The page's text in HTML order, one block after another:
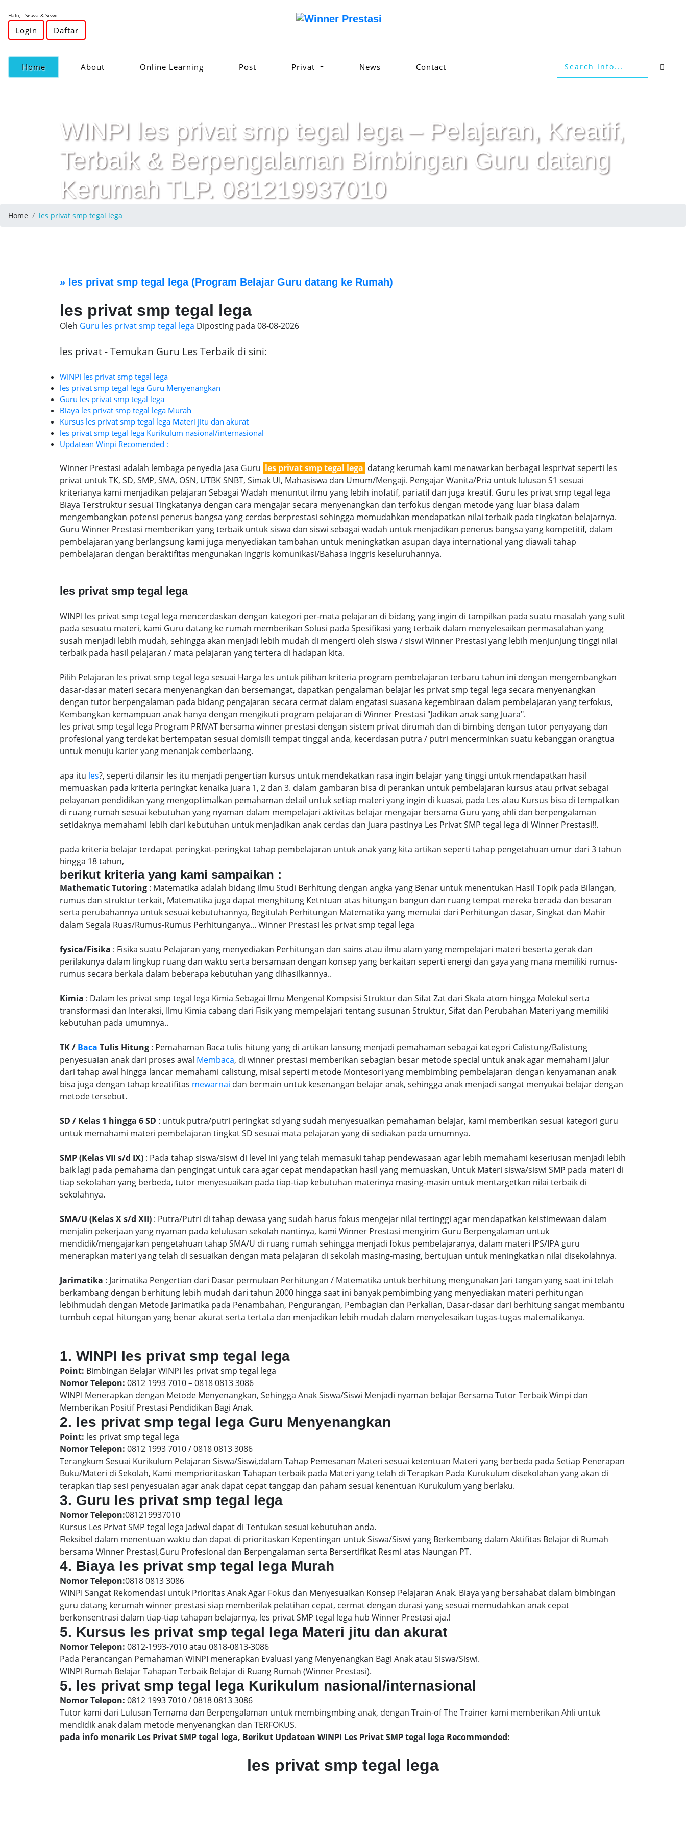
Halo, Siswa & Siswi
Login Daftar
Home(current) About Online Learning Post Privat News Contact
WINPI les privat smp tegal lega – Pelajaran, Kreatif,
Terbaik & Berpengalaman Bimbingan Guru datang
Kerumah TLP. 081219937010
Home les privat smp tegal lega
» les privat smp tegal lega(Program Belajar Guru datang ke Rumah)
les privat smp tegal lega
Oleh Guru les privat smp tegal lega Diposting pada 08-08-2026
les privat - Temukan Guru Les Terbaik di sini:
WINPI les privat smp tegal lega
les privat smp tegal lega Guru Menyenangkan
Guru les privat smp tegal lega
Biaya les privat smp tegal lega Murah
Kursus les privat smp tegal lega Materi jitu dan akurat
les privat smp tegal lega Kurikulum nasional/internasional
Updatean Winpi Recomended :
Winner Prestasi adalah lembaga penyedia jasa Guru les privat smp tegal lega datang kerumah kami menawarkan berbagai lesprivat seperti les
privat untuk TK, SD, SMP, SMA, OSN, UTBK SNBT, Simak UI, Mahasiswa dan Umum/Mengaji. Pengajar Wanita/Pria untuk lulusan S1 sesuai
kriterianya kami menjadikan pelajaran Sebagai Wadah menuntut ilmu yang lebih inofatif, pariatif dan juga kreatif. Guru les privat smp tegal lega
Biaya Terstruktur sesuai Tingkatanya dengan cara mengajar secara menyenangkan dan terfokus dengan metode yang luar biasa dalam
mengembangkan potensi penerus bangsa yang cerdas berprestasi sehingga memudahkan mendapatkan nilai terbaik pada tingkatan belajarnya.
Guru Winner Prestasi memberikan yang terbaik untuk siswa dan siswi sebagai wadah untuk menjadikan penerus bangsa yang kompetitif, dalam
pembelajaran yang berlangsung kami juga menyediakan tambahan untuk meningkatkan asupan daya international yang diawali tahap
pembelajaran dengan beraktifitas mengunakan Inggris komunikasi/Bahasa Inggris keseluruhannya.
les privat smp tegal lega
WINPI les privat smp tegal lega mencerdaskan dengan kategori per-mata pelajaran di bidang yang ingin di tampilkan pada suatu masalah yang sulit
pada sesuatu materi, kami Guru datang ke rumah memberikan Solusi pada Spesifikasi yang terbaik dalam menyelesaikan permasalahan yang
susah menjadi lebih mudah, sehingga akan menjadi lebih mudah di mengerti oleh siswa / siswi Winner Prestasi yang lebih menjunjung tinggi nilai
terbaik pada hasil pelajaran / mata pelajaran yang tertera di hadapan kita.
Pilih Pelajaran les privat smp tegal lega sesuai Harga les untuk pilihan kriteria program pembelajaran terbaru tahun ini dengan mengembangkan
dasar-dasar materi secara menyenangkan dan bersemangat, dapatkan pengalaman belajar les privat smp tegal lega secara menyenangkan
dengan tutor berpengalaman pada bidang pengajaran secara cermat dalam engatasi suasana kegembiraan dalam pembelajaran yang terfokus,
Kembangkan kemampuan anak hanya dengan mengikuti program pelajaran di Winner Prestasi "Jadikan anak sang Juara".
les privat smp tegal lega Program PRIVAT bersama winner prestasi dengan sistem privat dirumah dan di bimbing dengan tutor penyayang dan
profesional yang terdekat bertempatan sesuai domisili tempat tinggal anda, kecerdasan putra / putri mencerminkan suatu kebanggan orangtua
untuk menuju karier yang menanjak cemberlaang.
apa itu les?, seperti dilansir les itu menjadi pengertian kursus untuk mendekatkan rasa ingin belajar yang tinggi untuk mendapatkan hasil
memuaskan pada kriteria peringkat kenaika juara 1, 2 dan 3. dalam gambaran bisa di perankan untuk pembelajaran kursus atau privat sebagai
pelayanan pendidikan yang mengoptimalkan pemahaman detail untuk setiap materi yang ingin di kuasai, pada Les atau Kursus bisa di tempatkan
di ruang rumah sesuai kebutuhan yang nyaman dalam mempelajari aktivitas belajar mengajar bersama Guru yang ahli dan berpengalaman
setidaknya memahami lebih dari kebutuhan untuk menjadikan anak cerdas dan juara pastinya Les Privat SMP tegal lega di Winner Prestasi!!.
pada kriteria belajar terdapat peringkat-peringkat tahap pembelajaran untuk anak yang kita artikan seperti tahap pengetahuan umur dari 3 tahun
hingga 18 tahun,
berikut kriteria yang kami sampaikan :
Mathematic Tutoring : Matematika adalah bidang ilmu Studi Berhitung dengan angka yang Benar untuk menentukan Hasil Topik pada Bilangan,
rumus dan struktur terkait, Matematika juga dapat menghitung Ketntuan atas hitungan bangun dan ruang tempat mereka berada dan besaran
serta perubahannya untuk sesuai kebutuhannya, Begitulah Perhitungan Matematika yang memulai dari Perhitungan dasar, Singkat dan Mahir
dalam Segala Ruas/Rumus-Rumus Perhitunganya... Winner Prestasi les privat smp tegal lega
fysica/Fisika : Fisika suatu Pelajaran yang menyediakan Perhitungan dan sains atau ilmu alam yang mempelajari materi beserta gerak dan
perilakunya dalam lingkup ruang dan waktu serta bersamaan dengan konsep yang berkaitan seperti energi dan gaya yang mana memiliki rumus-
rumus secara berkala dalam beberapa kebutuhan yang dihasilkannya..
Kimia : Dalam les privat smp tegal lega Kimia Sebagai Ilmu Mengenal Kompsisi Struktur dan Sifat Zat dari Skala atom hingga Molekul serta
transformasi dan Interaksi, Ilmu Kimia cabang dari Fisik yang mempelajari tentang susunan Struktur, Sifat dan Perubahan Materi yang memiliki
kebutuhan pada umumnya..
TK / Baca Tulis Hitung : Pemahaman Baca tulis hitung yang di artikan lansung menjadi pemahaman sebagai kategori Calistung/Balistung
penyesuaian anak dari proses awal Membaca, di winner prestasi memberikan sebagian besar metode special untuk anak agar memahami jalur
dari tahap awal hingga lancar memahami calistung, misal seperti metode Montesori yang membimbing pembelajaran dengan kenyamanan anak
bisa juga dengan tahap kreatifitas mewarnai dan bermain untuk kesenangan belajar anak, sehingga anak menjadi sangat menyukai belajar dengan
metode tersebut.
SD / Kelas 1 hingga 6 SD : untuk putra/putri peringkat sd yang sudah menyesuaikan pemahaman belajar, kami memberikan sesuai kategori guru
untuk memahami materi pembelajaran tingkat SD sesuai mata pelajaran yang di sediakan pada umumnya.
SMP (Kelas VII s/d IX) : Pada tahap siswa/siswi di level ini yang telah memasuki tahap pendewasaan agar lebih memahami keseriusan menjadi lebih
baik lagi pada pemahama dan pengingat untuk cara agar cepat mendapatkan hasil yang memuaskan, Untuk Materi siswa/siswi SMP pada materi di
tiap sekolahan yang berbeda, tutor menyesuaikan pada tiap-tiap kebutuhan materinya masing-masin untuk mentargetkan nilai terbaik di
sekolahnya.
SMA/U (Kelas X s/d XII) : Putra/Putri di tahap dewasa yang sudah harus fokus mengejar nilai tertinggi agar mendapatkan keistimewaan dalam
menjalin pekerjaan yang nyaman pada kelulusan sekolah nantinya, kami Winner Prestasi mengirim Guru Berpengalaman untuk
mendidik/mengajarkan pengetahuan tahap SMA/U di ruang rumah sehingga menjadi fokus pembelajaranya, dalam materi IPS/IPA guru
menerapkan materi yang telah di sesuaikan dengan mata pelajaran di sekolah masing-masing, bertujuan untuk meningkatkan nilai disekolahnya.
Jarimatika : Jarimatika Pengertian dari Dasar permulaan Perhitungan / Matematika untuk berhitung mengunakan Jari tangan yang saat ini telah
berkambang dengan berhitung lebih mudah dari tahun 2000 hingga saat ini banyak pembimbing yang menyediakan materi perhitungan
lebihmudah dengan Metode Jarimatika pada Penambahan, Pengurangan, Pembagian dan Perkalian, Dasar-dasar dari berhitung sangat membantu
tumbuh cepat hitungan yang benar akurat serta tertata dan menjadikan lebih mudah dalam menyelesaikan tugas-tugas matematikanya.
1. WINPI les privat smp tegal lega
Point: Bimbingan Belajar WINPI les privat smp tegal lega
Nomor Telepon: 0812 1993 7010 – 0818 0813 3086
WINPI Menerapkan dengan Metode Menyenangkan, Sehingga Anak Siswa/Siswi Menjadi nyaman belajar Bersama Tutor Terbaik Winpi dan
Memberikan Positif Prestasi Pendidikan Bagi Anak.
2. les privat smp tegal lega Guru Menyenangkan
Point: les privat smp tegal lega
Nomor Telepon: 0812 1993 7010 / 0818 0813 3086
Terangkum Sesuai Kurikulum Pelajaran Siswa/Siswi,dalam Tahap Pemesanan Materi sesuai ketentuan Materi yang berbeda pada Setiap Penerapan
Buku/Materi di Sekolah, Kami memprioritaskan Tahapan terbaik pada Materi yang telah di Terapkan Pada Kurukulum disekolahan yang akan di
terapkan tiap sesi penyesuaian agar anak dapat cepat tanggap dan paham sesuai kenentuan Kurukulum yang berlaku.
3. Guru les privat smp tegal lega
Nomor Telepon:081219937010
Kursus Les Privat SMP tegal lega Jadwal dapat di Tentukan sesuai kebutuhan anda.
Fleksibel dalam menentuan waktu dan dapat di prioritaskan Kepentingan untuk Siswa/Siswi yang Berkembang dalam Aktifitas Belajar di Rumah
bersama Winner Prestasi,Guru Profesional dan Berpengalaman serta Bersertifikat Resmi atas Naungan PT.
4. Biaya les privat smp tegal lega Murah
Nomor Telepon:0818 0813 3086
WINPI Sangat Rekomendasi untuk Prioritas Anak Agar Fokus dan Menyesuaikan Konsep Pelajaran Anak. Biaya yang bersahabat dalam bimbingan
guru datang kerumah winner prestasi siap memberilak pelatihan cepat, cermat dengan durasi yang sesuai memudahkan anak cepat
berkonsentrasi dalam tiap-tiap tahapan belajarnya, les privat SMP tegal lega hub Winner Prestasi aja.!
5. Kursus les privat smp tegal lega Materi jitu dan akurat
Nomor Telepon: 0812-1993-7010 atau 0818-0813-3086
Pada Perancangan Pemahaman WINPI menerapkan Evaluasi yang Menyenangkan Bagi Anak atau Siswa/Siswi.
WINPI Rumah Belajar Tahapan Terbaik Belajar di Ruang Rumah (Winner Prestasi).
5. les privat smp tegal lega Kurikulum nasional/internasional
Nomor Telepon: 0812 1993 7010 / 0818 0813 3086
Tutor kami dari Lulusan Ternama dan Berpengalaman untuk membingmbing anak, dengan Train-of The Trainer kami memberikan Ahli untuk
mendidik anak dalam metode menyenangkan dan TERFOKUS.
pada info menarik Les Privat SMP tegal lega, Berikut Updatean WINPI Les Privat SMP tegal lega Recommended:
les privat smp tegal lega